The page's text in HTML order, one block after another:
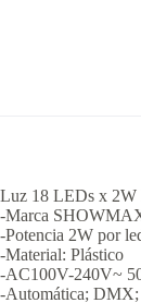
Luz 18 LEDs x 2W
-Marca
-Potencia 2W por
-Material: Plástico
-AC100V-240V~
-Automática; DMX;